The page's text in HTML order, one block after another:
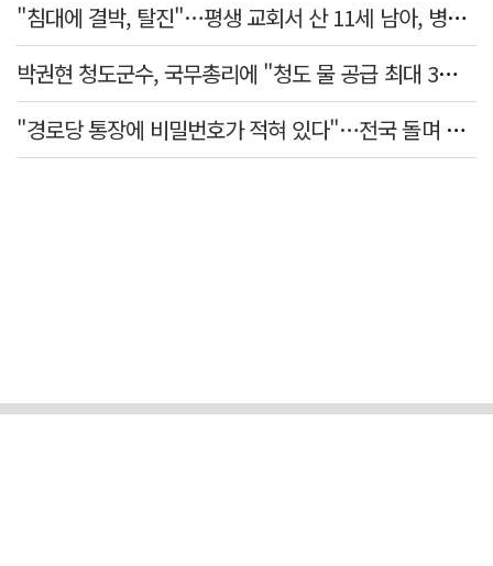
"침대에 결박, 탈진"…평생 교회서 산 11세 남아, 병원 이송 끝 숨져
박권현 청도군수, 국무총리에 "청도 물 공급 최대 3만t 늘려달라"
"경로당 통장에 비밀번호가 적혀 있다"…전국 돌며 경로당 13곳 턴 30대 구속